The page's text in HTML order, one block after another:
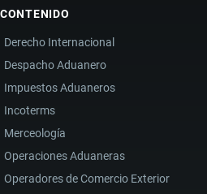
CONTENIDO
Derecho Internacional
Despacho Aduanero
Impuestos Aduaneros
Incoterms
Merceología
Operaciones Aduaneras
Operadores de Comercio Exterior